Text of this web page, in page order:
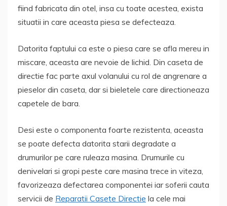
fiind fabricata din otel, insa cu toate acestea, exista
situatii in care aceasta piesa se defecteaza.
Datorita faptului ca este o piesa care se afla mereu in
miscare, aceasta are nevoie de lichid. Din caseta de
directie fac parte axul volanului cu rol de angrenare a
pieselor din caseta, dar si bieletele care directioneaza
capetele de bara.
Desi este o componenta foarte rezistenta, aceasta
se poate defecta datorita starii degradate a
drumurilor pe care ruleaza masina. Drumurile cu
denivelari si gropi peste care masina trece in viteza,
favorizeaza defectarea componentei iar soferii cauta
servicii de Reparatii Casete Directie la cele mai